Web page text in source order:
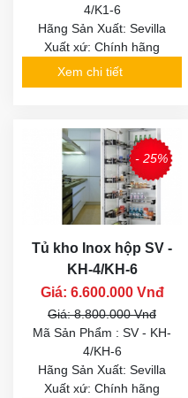
4/K1-6
Hãng Sản Xuất: Sevilla
Xuất xứ: Chính hãng
Xem chi tiết
- 25%
Tủ kho Inox hộp SV -
KH-4/KH-6
Giá: 6.600.000 Vnđ
Giá: 8.800.000 Vnđ
Mã Sản Phẩm : SV - KH-
4/KH-6
Hãng Sản Xuất: Sevilla
Xuất xứ: Chính hãng